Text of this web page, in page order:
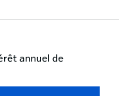
annuel de